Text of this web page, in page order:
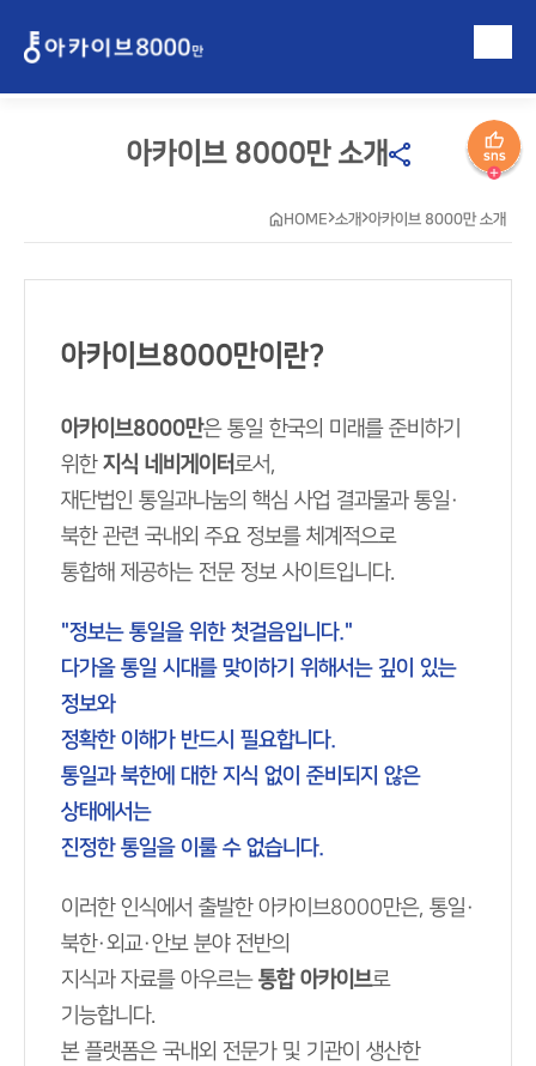
아카이브 8000만 소개
HOME 소개 아카이브 8000만 소개
아카이브8000만이란?
아카이브8000만은 통일 한국의 미래를 준비하기
위한 지식 네비게이터로서,
재단법인 통일과나눔의 핵심 사업 결과물과 통일·
북한 관련 국내외 주요 정보를 체계적으로
통합해 제공하는 전문 정보 사이트입니다.
"정보는 통일을 위한 첫걸음입니다."
다가올 통일 시대를 맞이하기 위해서는 깊이 있는
정보와
정확한 이해가 반드시 필요합니다.
통일과 북한에 대한 지식 없이 준비되지 않은
상태에서는
진정한 통일을 이룰 수 없습니다.
이러한 인식에서 출발한 아카이브8000만은, 통일·
북한·외교·안보 분야 전반의
지식과 자료를 아우르는 통합 아카이브로
기능합니다.
본 플랫폼은 국내외 전문가 및 기관이 생산한